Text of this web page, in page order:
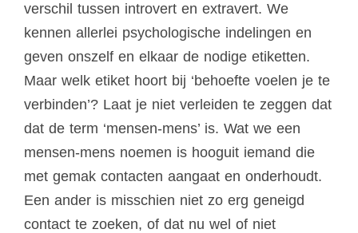
verschil tussen introvert en extravert. We
kennen allerlei psychologische indelingen en
geven onszelf en elkaar de nodige etiketten.
Maar welk etiket hoort bij ‘behoefte voelen je te
verbinden’? Laat je niet verleiden te zeggen dat
dat de term ‘mensen-mens’ is. Wat we een
mensen-mens noemen is hooguit iemand die
met gemak contacten aangaat en onderhoudt.
Een ander is misschien niet zo erg geneigd
contact te zoeken, of dat nu wel of niet